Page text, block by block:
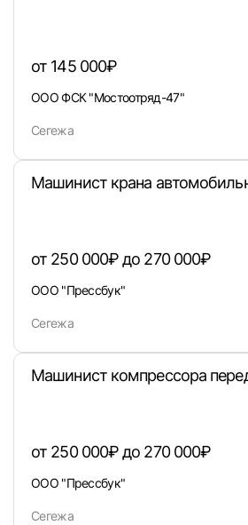
Вход в личный
E-mail или Телефон
от 145 000₽
ООО ФСК "Мостоотряд-47"
Сегежа
Машинист крана
от 250 000₽ до 270 000₽
ООО "Прессбук"
Сегежа
Машинист компрессора
от 250 000₽ до 270 000₽
ООО "Прессбук"
Сегежа